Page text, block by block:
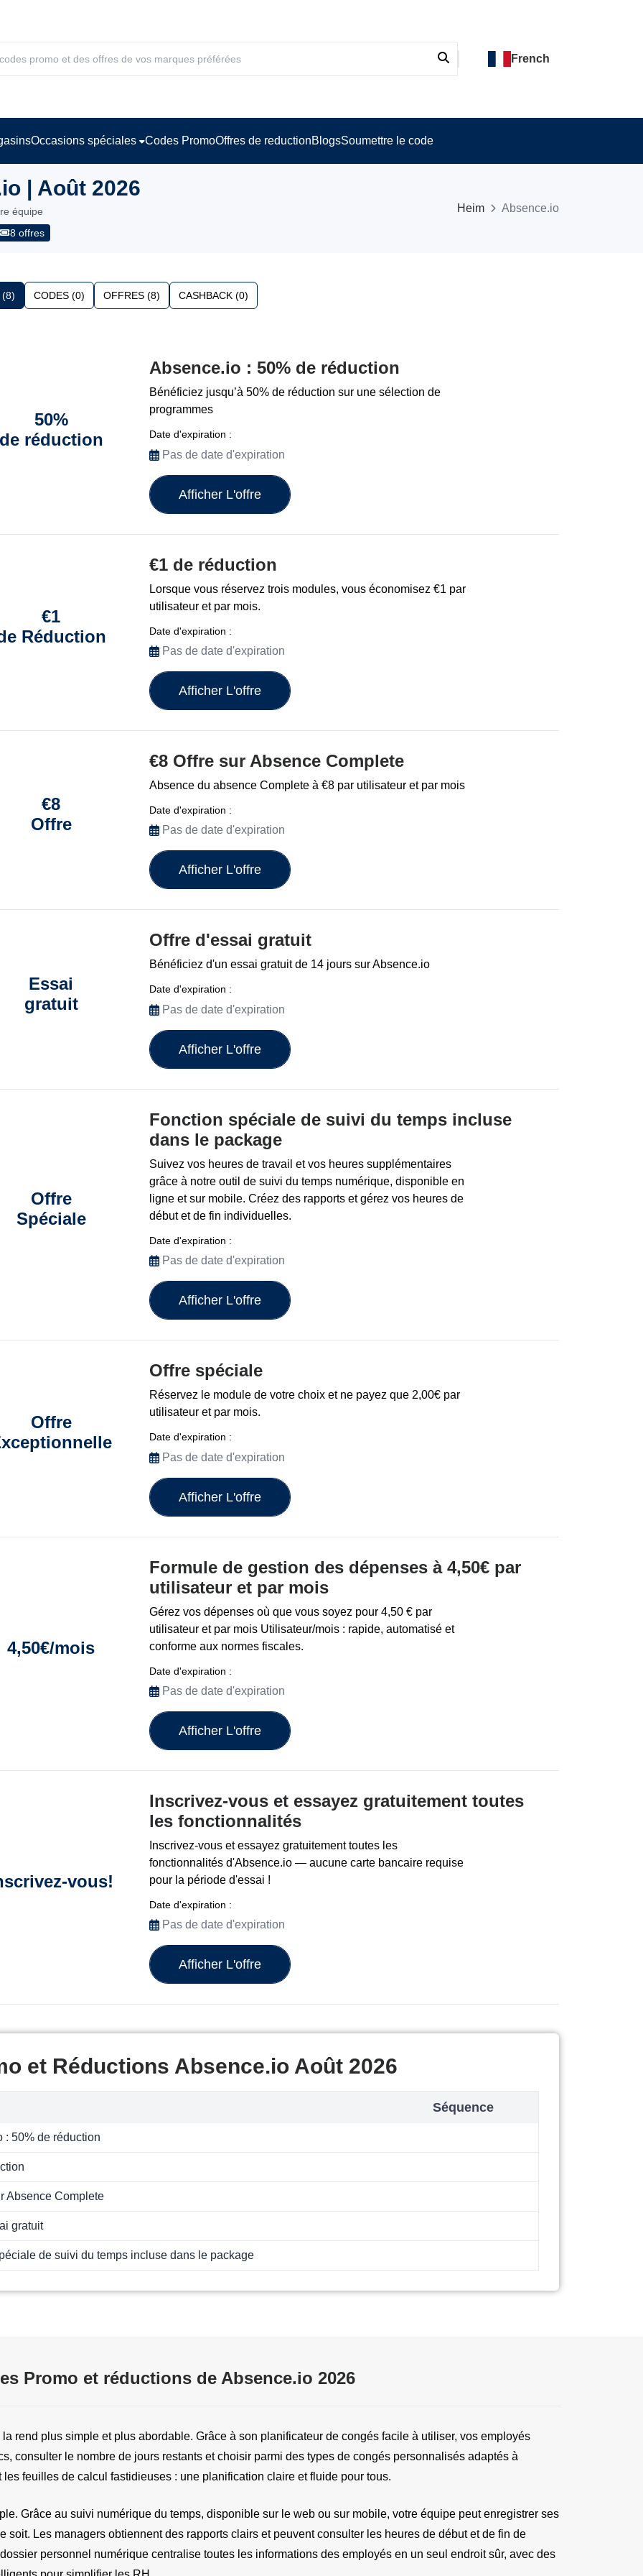
French
Occasions spéciales Codes PromoOffres de reductionBlogsSoumettre le code
| Août 2026
équipe
8 offres
Heim Absence.io
(8) CODES (0) OFFRES (8) CASHBACK (0)
50%
réduction
Absence.io : 50% de réduction
Bénéficiez jusqu’à 50% de réduction sur une sélection de
programmes
Date d'expiration :
Pas de date d'expiration
Afficher L'offre
€1
Réduction
€1 de réduction
Lorsque vous réservez trois modules, vous économisez €1 par
utilisateur et par mois.
Date d'expiration :
Pas de date d'expiration
Afficher L'offre
€8
Offre
€8 Offre sur Absence Complete
Absence du absence Complete à €8 par utilisateur et par mois
Date d'expiration :
Pas de date d'expiration
Afficher L'offre
Essai
gratuit
Offre d'essai gratuit
Bénéficiez d'un essai gratuit de 14 jours sur Absence.io
Date d'expiration :
Pas de date d'expiration
Afficher L'offre
Offre
Spéciale
Fonction spéciale de suivi du temps incluse
dans le package
Suivez vos heures de travail et vos heures supplémentaires
grâce à notre outil de suivi du temps numérique, disponible en
ligne et sur mobile. Créez des rapports et gérez vos heures de
début et de fin individuelles.
Date d'expiration :
Pas de date d'expiration
Afficher L'offre
Offre
Offre spéciale
Réservez le module de votre choix et ne payez que 2,00€ par
utilisateur et par mois.
Date d'expiration :
Pas de date d'expiration
Afficher L'offre
4,50€/mois
Formule de gestion des dépenses à 4,50€ par
utilisateur et par mois
Gérez vos dépenses où que vous soyez pour 4,50 € par
utilisateur et par mois Utilisateur/mois : rapide, automatisé et
conforme aux normes fiscales.
Date d'expiration :
Pas de date d'expiration
Afficher L'offre
vous!
Inscrivez-vous et essayez gratuitement toutes
les fonctionnalités
Inscrivez-vous et essayez gratuitement toutes les
fonctionnalités d'Absence.io — aucune carte bancaire requise
pour la période d'essai !
Date d'expiration :
Pas de date d'expiration
Afficher L'offre
et Réductions Absence.io Août 2026
Séquence
: 50% de réduction
Absence Complete
gratuit
de suivi du temps incluse dans le package
Promo et réductions de Absence.io 2026
rend plus simple et plus abordable. Grâce à son planificateur de congés facile à utiliser, vos employés
consulter le nombre de jours restants et choisir parmi des types de congés personnalisés adaptés à
feuilles de calcul fastidieuses : une planification claire et fluide pour tous.
Grâce au suivi numérique du temps, disponible sur le web ou sur mobile, votre équipe peut enregistrer ses
soit. Les managers obtiennent des rapports clairs et peuvent consulter les heures de début et de fin de
personnel numérique centralise toutes les informations des employés en un seul endroit sûr, avec des